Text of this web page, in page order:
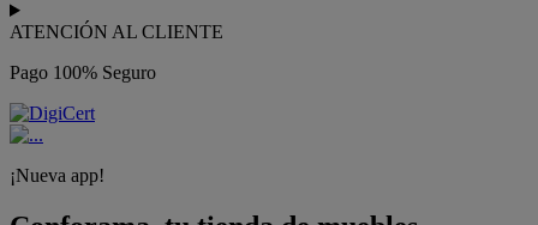
ATENCIÓN AL CLIENTE
Pago 100% Seguro
¡Nueva app!